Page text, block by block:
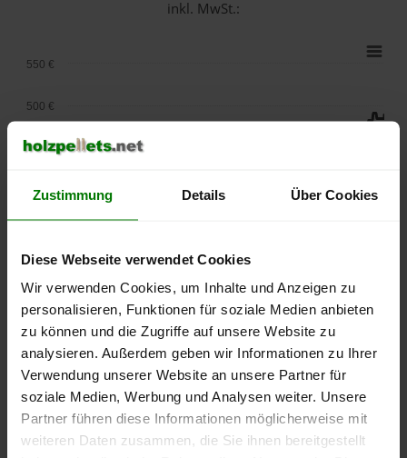
Zustimmung Details Über Cookies
Diese Webseite verwendet Cookies
Wir verwenden Cookies, um Inhalte und Anzeigen zu
personalisieren, Funktionen für soziale Medien anbieten
zu können und die Zugriffe auf unsere Website zu
analysieren. Außerdem geben wir Informationen zu Ihrer
Verwendung unserer Website an unsere Partner für
soziale Medien, Werbung und Analysen weiter. Unsere
Partner führen diese Informationen möglicherweise mit
weiteren Daten zusammen, die Sie ihnen bereitgestellt
inkl. MwSt.:
lose Ware Sackware
September
Januar
Mai
250 €
400 €
450 €
500 €
550 €
Die aktuelle Preisentwicklung für Holzpellets in Deutschland
können Sie jederzeit auf unsererPelletspreise-Seite
nachvollziehen.